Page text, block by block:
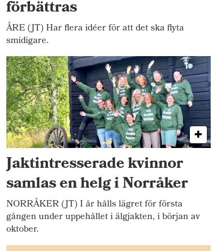
förbättras
ÅRE (JT) Har flera idéer för att det ska flyta
smidigare.
Jaktintresserade kvinnor
samlas en helg i Norråker
NORRÅKER (JT) I år hålls lägret för första
gången under uppehållet i älgjakten, i början av
oktober.